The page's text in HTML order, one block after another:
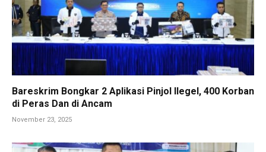
Bareskrim Bongkar 2 Aplikasi Pinjol Ilegel, 400 Korban
di Peras Dan di Ancam
November 23, 2025